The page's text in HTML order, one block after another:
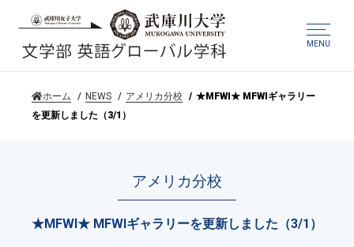
MENU
ホーム NEWS アメリカ分校
★MFWI★ MFWIギャラリー
を更新しました（3/1）
アメリカ分校
★MFWI★ MFWIギャラリーを更新しました（3/1）